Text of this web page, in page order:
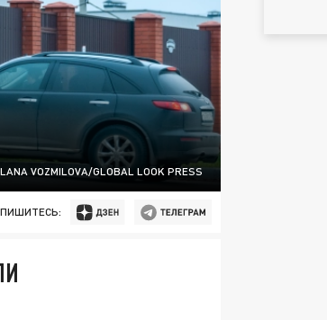
VOZMILOVA/GLOBAL LOOK PRESS